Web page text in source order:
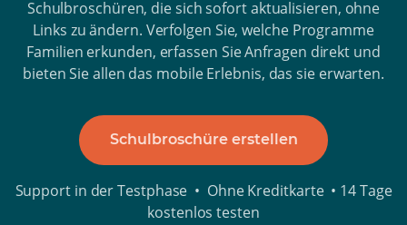
Schulbroschüren, die sich sofort aktualisieren, ohne
Links zu ändern. Verfolgen Sie, welche Programme
Familien erkunden, erfassen Sie Anfragen direkt und
bieten Sie allen das mobile Erlebnis, das sie erwarten.
Schulbroschüre erstellen
Support in der Testphase • Ohne Kreditkarte • 14 Tage
kostenlos testen